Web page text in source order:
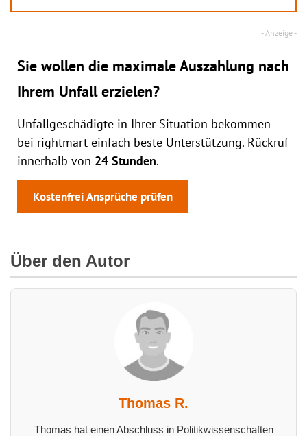
Sie wollen die maximale Auszahlung nach
Ihrem Unfall erzielen?
Unfallgeschädigte in Ihrer Situation bekommen
bei rightmart einfach beste Unterstützung. Rückruf
innerhalb von 24 Stunden.
Kostenfrei Ansprüche prüfen
Über den Autor
Thomas R.
Thomas hat einen Abschluss in Politikwissenschaften